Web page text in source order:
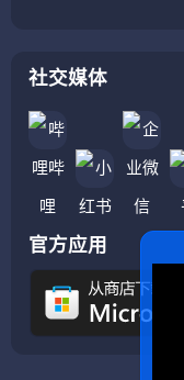
社交媒体
官方应用